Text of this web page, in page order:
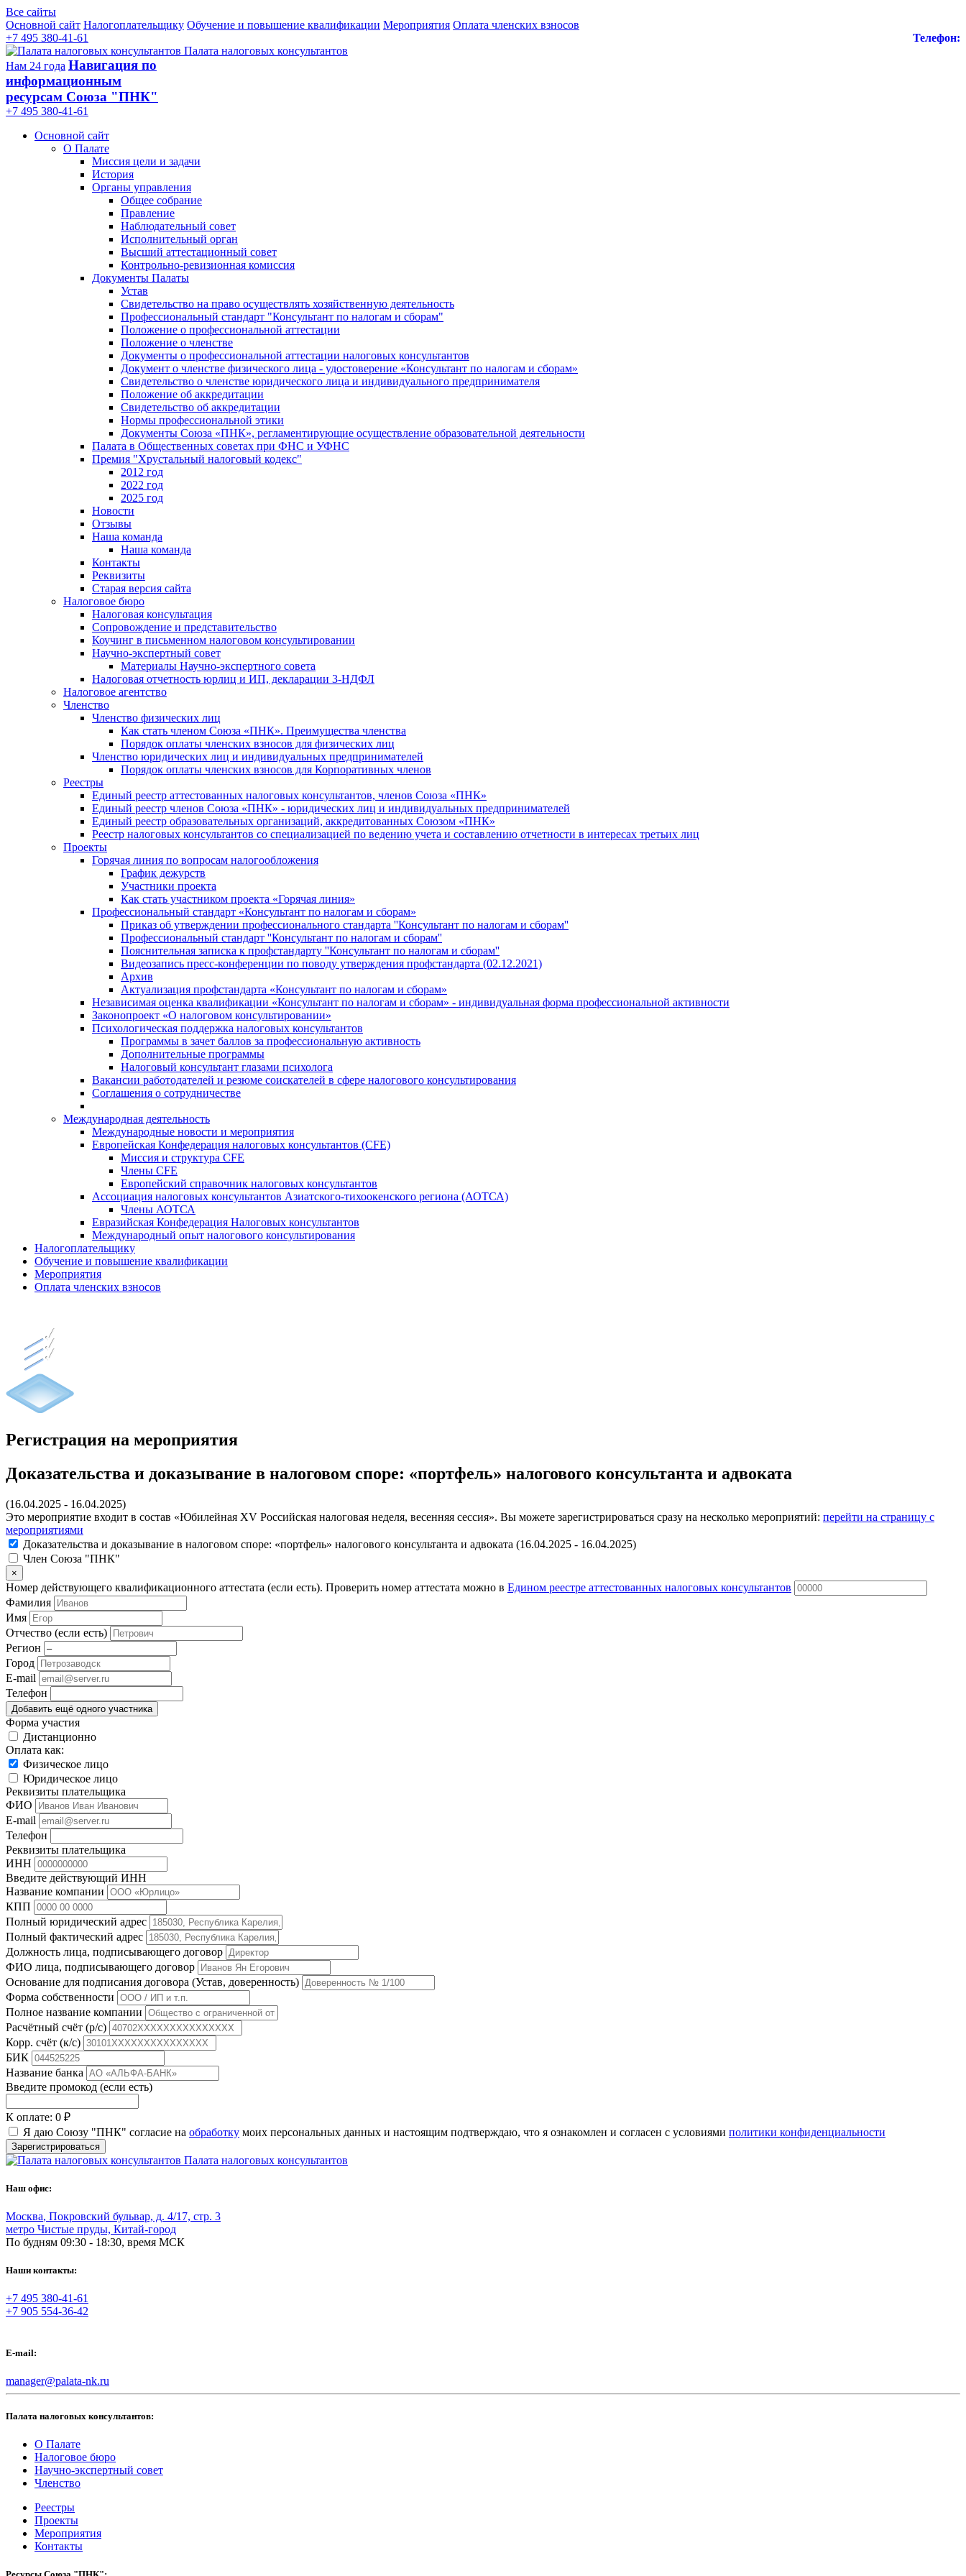
Все сайты
Основной сайт Налогоплательщику Обучение и повышение квалификации Мероприятия Оплата членских взносов
Телефон:
+7 495 380-41-61
Палата налоговых консультантов
Нам 24 года Навигация по
информационным
ресурсам Союза "ПНК"
+7 495 380‑41‑61
Основной сайт
О Палате
Миссия цели и задачи
История
Органы управления
Общее собрание
Правление
Наблюдательный совет
Исполнительный орган
Высший аттестационный совет
Контрольно-ревизионная комиссия
Документы Палаты
Устав
Свидетельство на право осуществлять хозяйственную деятельность
Профессиональный стандарт "Консультант по налогам и сборам"
Положение о профессиональной аттестации
Положение о членстве
Документы о профессиональной аттестации налоговых консультантов
Документ о членстве физического лица - удостоверение «Консультант по налогам и сборам»
Свидетельство о членстве юридического лица и индивидуального предпринимателя
Положение об аккредитации
Свидетельство об аккредитации
Нормы профессиональной этики
Документы Союза «ПНК», регламентирующие осуществление образовательной деятельности
Палата в Общественных советах при ФНС и УФНС
Премия "Хрустальный налоговый кодекс"
2012 год
2022 год
2025 год
Новости
Отзывы
Наша команда
Наша команда
Контакты
Реквизиты
Старая версия сайта
Налоговое бюро
Налоговая консультация
Cопровождение и представительство
Коучинг в письменном налоговом консультировании
Научно-экспертный совет
Материалы Научно-экспертного совета
Налоговая отчетность юрлиц и ИП, декларации 3-НДФЛ
Налоговое агентство
Членство
Членство физических лиц
Как стать членом Союза «ПНК». Преимущества членства
Порядок оплаты членских взносов для физических лиц
Членство юридических лиц и индивидуальных предпринимателей
Порядок оплаты членских взносов для Корпоративных членов
Реестры
Единый реестр аттестованных налоговых консультантов, членов Союза «ПНК»
Единый реестр членов Союза «ПНК» - юридических лиц и индивидуальных предпринимателей
Единый реестр образовательных организаций, аккредитованных Союзом «ПНК»
Реестр налоговых консультантов со специализацией по ведению учета и составлению отчетности в интересах третьих лиц
Проекты
Горячая линия по вопросам налогообложения
График дежурств
Участники проекта
Как стать участником проекта «Горячая линия»
Профессиональный стандарт «Консультант по налогам и сборам»
Приказ об утверждении профессионального стандарта ''Консультант по налогам и сборам''
Профессиональный стандарт ''Консультант по налогам и сборам''
Пояснительная записка к профстандарту ''Консультант по налогам и сборам''
Видеозапись пресс-конференции по поводу утверждения профстандарта (02.12.2021)
Архив
Актуализация профстандарта «Консультант по налогам и сборам»
Независимая оценка квалификации «Консультант по налогам и сборам» - индивидуальная форма профессиональной активности
Законопроект «О налоговом консультировании»
Психологическая поддержка налоговых консультантов
Программы в зачет баллов за профессиональную активность
Дополнительные программы
Налоговый консультант глазами психолога
Вакансии работодателей и резюме соискателей в сфере налогового консультирования
Соглашения о сотрудничестве
Международная деятельность
Международные новости и мероприятия
Европейская Конфедерация налоговых консультантов (CFE)
Миссия и структура CFE
Члены CFE
Европейский справочник налоговых консультантов
Ассоциация налоговых консультантов Азиатского-тихоокенского региона (АОТСА)
Члены АОТСА
Евразийская Конфедерация Налоговых консультантов
Международный опыт налогового консультирования
Налогоплательщику
Обучение и повышение квалификации
Мероприятия
Оплата членских взносов
Регистрация на мероприятия
Доказательства и доказывание в налоговом споре: «портфель» налогового консультанта и адвоката
(16.04.2025 - 16.04.2025)
Это мероприятие входит в состав «Юбилейная XV Российская налоговая неделя, весенняя сессия». Вы можете зарегистрироваться сразу на несколько мероприятий: перейти на страницу с
мероприятиями
Доказательства и доказывание в налоговом споре: «портфель» налогового консультанта и адвоката (16.04.2025 - 16.04.2025)
Член Союза "ПНК"
×
Номер действующего квалификационного аттестата (если есть). Проверить номер аттестата можно в Едином реестре аттестованных налоговых консультантов
Фамилия
Имя
Отчество (если есть)
Регион
Город
E-mail
Телефон
Добавить ещё одного участника
Форма участия
Дистанционно
Оплата как:
Физическое лицо
Юридическое лицо
Реквизиты плательщика
ФИО
E-mail
Телефон
Реквизиты плательщика
ИНН
Введите действующий ИНН
Название компании
КПП
Полный юридический адрес
Полный фактический адрес
Должность лица, подписывающего договор
ФИО лица, подписывающего договор
Основание для подписания договора (Устав, доверенность)
Форма собственности
Полное название компании
Расчётный счёт (р/с)
Корр. счёт (к/с)
БИК
Название банка
Введите промокод (если есть)
К оплате: 0 ₽
Я даю Союзу "ПНК" согласие на обработку моих персональных данных и настоящим подтверждаю, что я ознакомлен и согласен с условиями политики конфиденциальности
Зарегистрироваться
Палата налоговых консультантов
Наш офис:
Москва, Покровский бульвар, д. 4/17, стр. 3
метро Чистые пруды, Китай-город
По будням 09:30 - 18:30, время МСК
Наши контакты:
+7 495 380-41-61
+7 905 554-36-42
E-mail:
manager@palata-nk.ru
Палата налоговых консультантов:
О Палате
Налоговое бюро
Научно-экспертный совет
Членство
Реестры
Проекты
Мероприятия
Контакты